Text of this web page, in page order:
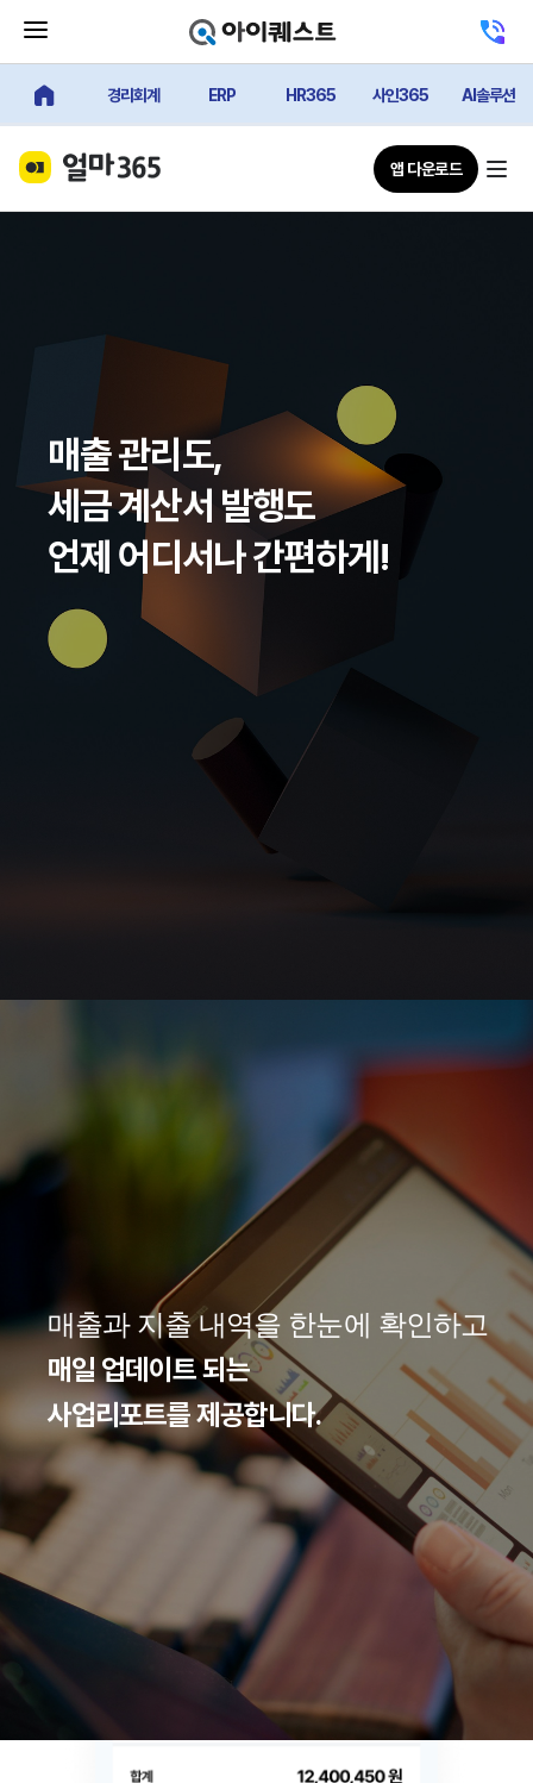
얼마에요 메인경리회계 ERP HR365 사인365 AI솔루션
앱 다운로드
매출 관리도,
세금 계산서 발행도
언제 어디서나 간편하게!
매출과 지출 내역을 한눈에 확인하고
매일 업데이트 되는
사업리포트를 제공합니다.